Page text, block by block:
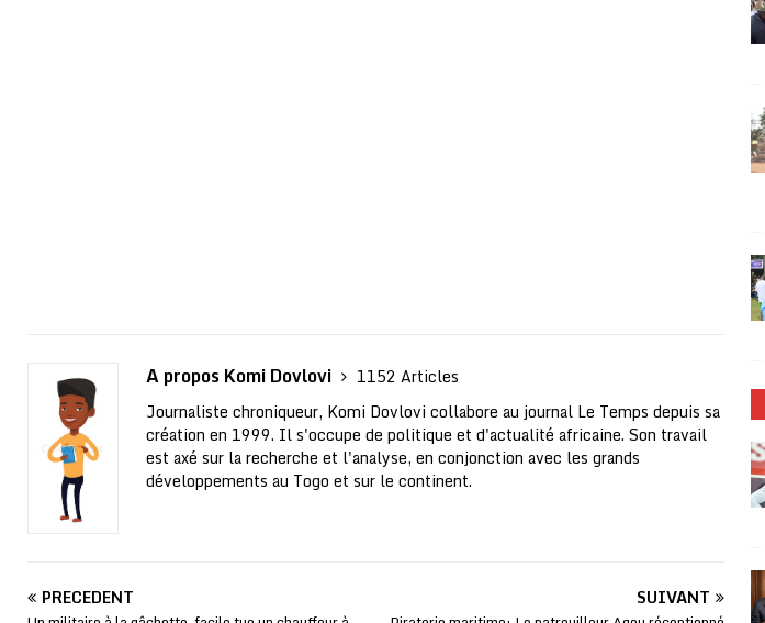
A propos Komi Dovlovi
1152 Articles
Journaliste chroniqueur, Komi Dovlovi collabore au journal Le Temps depuis sa
création en 1999. Il s'occupe de politique et d'actualité africaine. Son travail
est axé sur la recherche et l'analyse, en conjonction avec les grands
développements au Togo et sur le continent.
PRÉCÉDENT SUIVANT